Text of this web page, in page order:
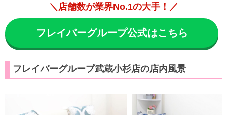
＼店舗数が業界No.1の大手！／
フレイバーグループ公式はこちら
フレイバーグループ武蔵小杉店の店内風景